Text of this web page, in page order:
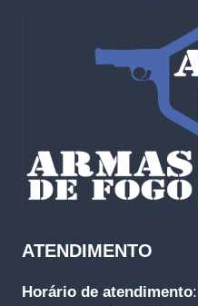
ATENDIMENTO
Horário de atendimento